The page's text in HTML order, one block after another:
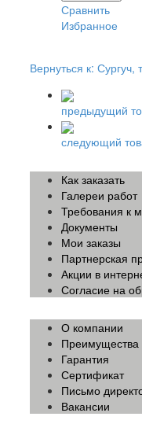
Сравнить
Избранное
Вернуться к: Сургуч,
предыдущий
следующий
Как заказать
Галереи работ
Требования к
Документы
Мои заказы
Партнерская
Акции в
Согласие на
О компании
Преимущества
Гарантия
Сертификат
Письмо
Вакансии